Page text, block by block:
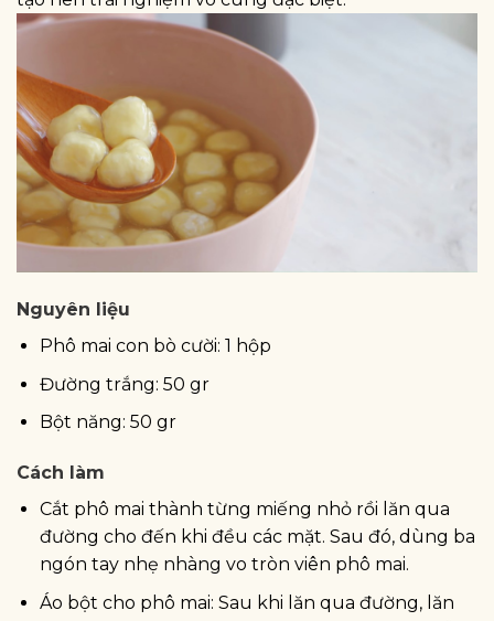
Nguyên liệu
Phô mai con bò cười: 1 hộp
Đường trắng: 50 gr
Bột năng: 50 gr
Cách làm
Cắt phô mai thành từng miếng nhỏ rồi lăn qua
đường cho đến khi đều các mặt. Sau đó, dùng ba
ngón tay nhẹ nhàng vo tròn viên phô mai.
Áo bột cho phô mai: Sau khi lăn qua đường, lăn